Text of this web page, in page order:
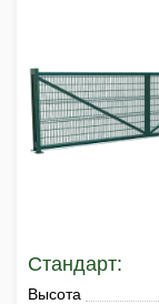
Стандарт:
Высота